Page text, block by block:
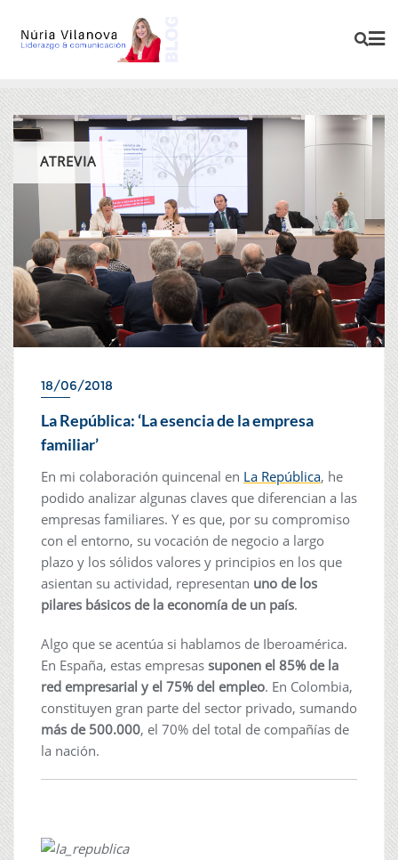
ATREVIA
18/06/2018
La República: ‘La esencia de la empresa
familiar’
En mi colaboración quincenal en La República, he
podido analizar algunas claves que diferencian a las
empresas familiares. Y es que, por su compromiso
con el entorno, su vocación de negocio a largo
plazo y los sólidos valores y principios en los que
asientan su actividad, representan uno de los
pilares básicos de la economía de un país.
Algo que se acentúa si hablamos de Iberoamérica.
En España, estas empresas suponen el 85% de la
red empresarial y el 75% del empleo. En Colombia,
constituyen gran parte del sector privado, sumando
más de 500.000, el 70% del total de compañías de
la nación.